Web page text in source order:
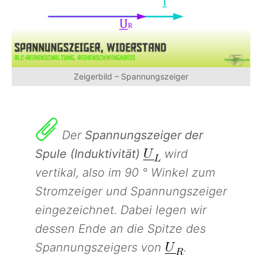
Zeigerbild – Spannungszeiger
Der Spannungszeiger der
Spule (Induktivität)
wird
vertikal, also im 90 ° Winkel zum
Stromzeiger und Spannungszeiger
eingezeichnet. Dabei legen wir
dessen Ende an die Spitze des
Spannungszeigers von
.